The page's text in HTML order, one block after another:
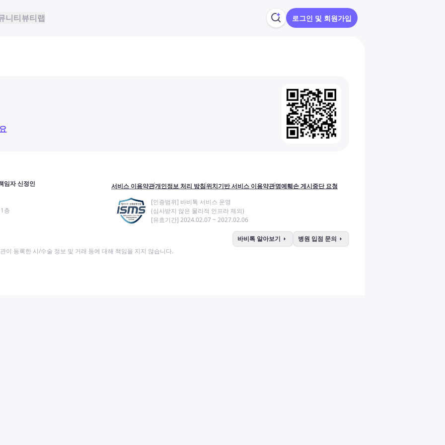
니티뷰티랩 로그인 및 회원가입
임자 신정인
층
서비스 이용약관개인정보 처리 방침위치기반 서비스 이용약관명예훼손 게시중단 요청
[인증범위] 바비톡 서비스 운영
(심사받지 않은 물리적 인프라 제외)
[유효기간] 2024.02.07 ~ 2027.02.06
바비톡 알아보기 arrow_right 병원 입점 문의 arrow_right
이 등록한 시/수술 정보 및 거래 등에 대해 책임을 지지 않습니다.